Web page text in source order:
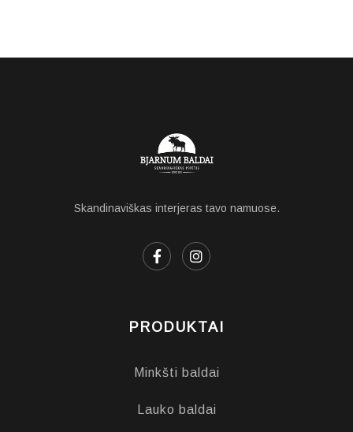
Skandinaviškas interjeras tavo namuose.
PRODUKTAI
Minkšti baldai
Lauko baldai